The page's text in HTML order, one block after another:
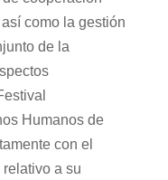
como la gestión
de la
Humanos de
con el
a su